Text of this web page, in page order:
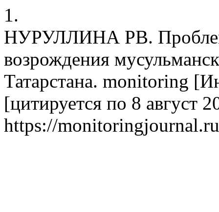
1.
НУРУЛЛИНА РВ.
возрождения
Татарстана. monitoring
[цитируется по 8 август
https://